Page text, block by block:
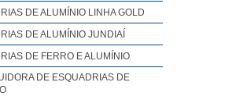
DE ALUMÍNIO LINHA GOLD
DE ALUMÍNIO JUNDIAÍ
DE FERRO E ALUMÍNIO
DE ESQUADRIAS DE